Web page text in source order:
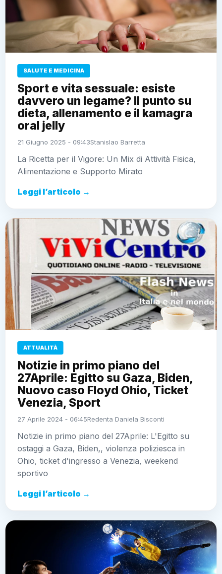
SALUTE E MEDICINA
Sport e vita sessuale: esiste
davvero un legame? Il punto su
dieta, allenamento e il kamagra
oral jelly
21 Giugno 2025 - 09:43Stanislao Barretta
La Ricetta per il Vigore: Un Mix di Attività Fisica,
Alimentazione e Supporto Mirato
Leggi l’articolo →
ATTUALITÀ
Notizie in primo piano del
27Aprile: Egitto su Gaza, Biden,
Nuovo caso Floyd Ohio, Ticket
Venezia, Sport
27 Aprile 2024 - 06:45Redenta Daniela Bisconti
Notizie in primo piano del 27Aprile: L'Egitto su
ostaggi a Gaza, Biden,, violenza poliziesca in
Ohio, ticket d'ingresso a Venezia, weekend
sportivo
Leggi l’articolo →